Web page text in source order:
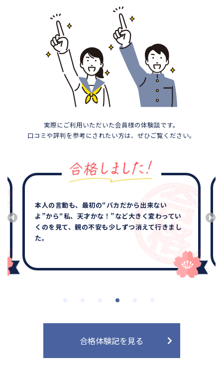
実際にご利用いただいた会員様の体験談です。
口コミや評判を参考にされたい方は、ぜひご覧ください。
本人の言動も、最初の“バカだから出来ない
よ”から“私、天才かな！”など大きく変わってい
くのを見て、親の不安も少しずつ消えて行きまし
た。
合格体験記を見る